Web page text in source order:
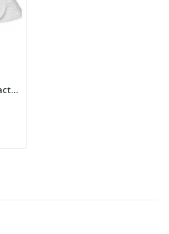
Discos Absorbentes Lactancia Avent Philips...